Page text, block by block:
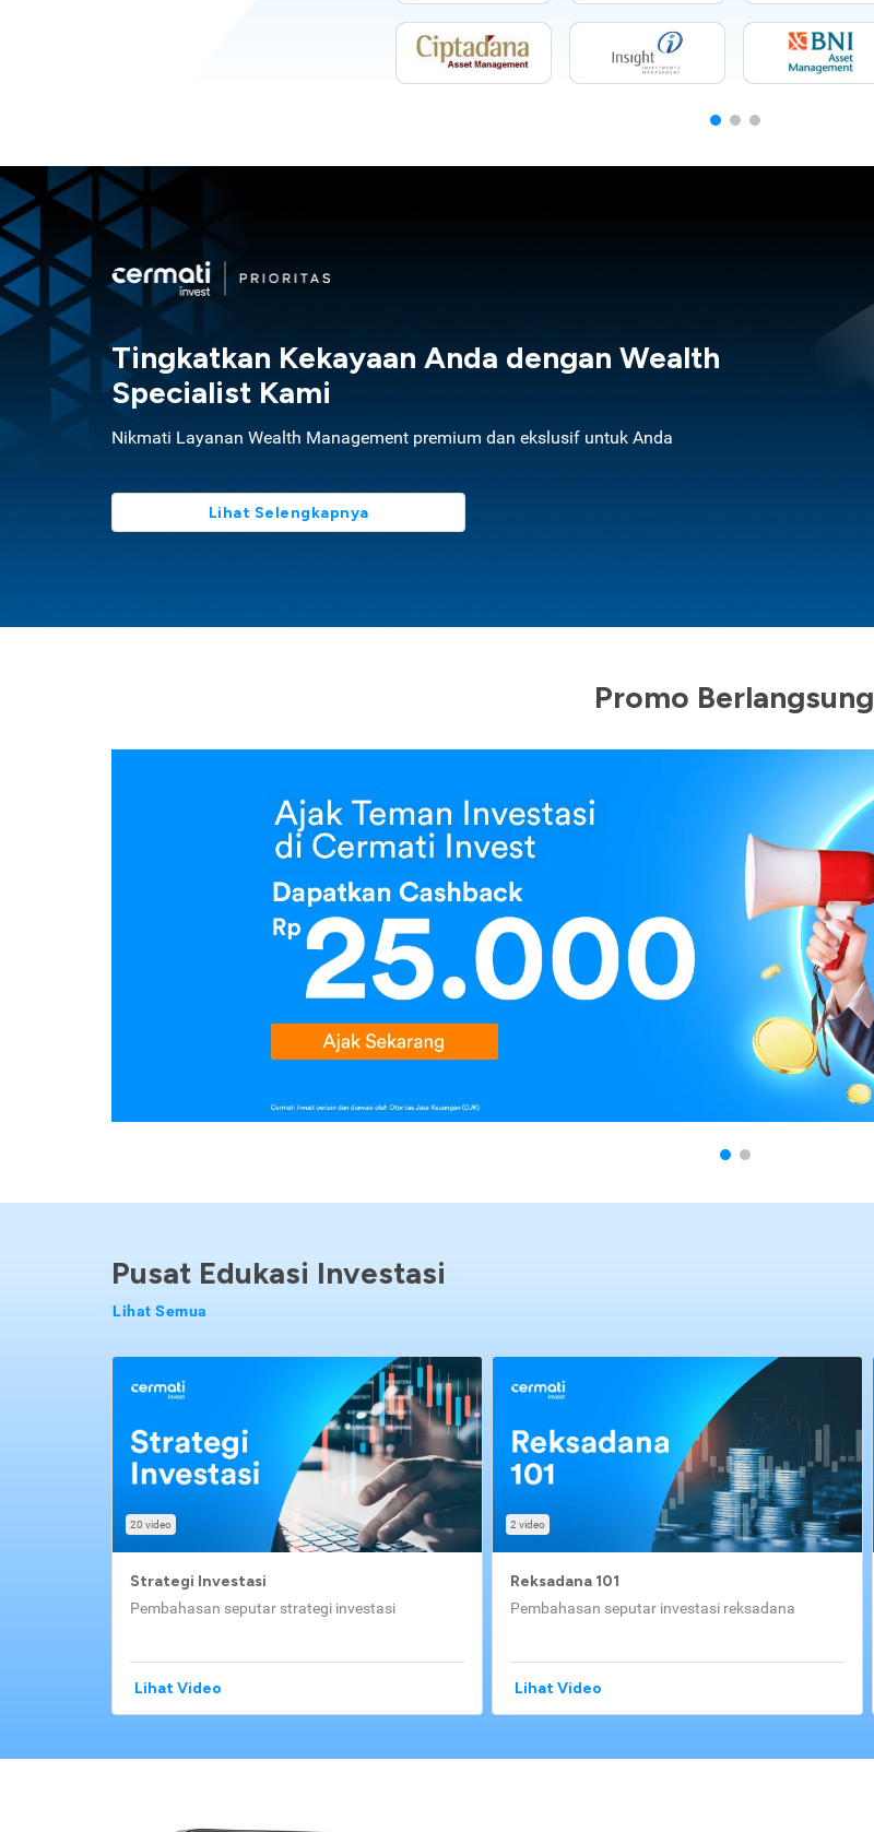
Tingkatkan Kekayaan Anda dengan Wealth
Specialist Kami
Nikmati Layanan Wealth Management premium dan ekslusif untuk Anda
Lihat Selengkapnya
Promo Berlangsung
Pusat Edukasi Investasi
Lihat Semua
20 video
Strategi Investasi
Pembahasan seputar strategi investasi
Lihat Video
2 video
Reksadana 101
Pembahasan seputar investasi reksadana
Lihat Video